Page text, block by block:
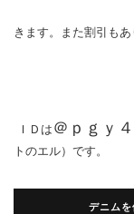
きます。また割引もあ
ＩＤは ＠ｐｇｙ
トのエル）です。
デニム